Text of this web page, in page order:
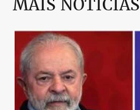
MAIS NOTÍCIAS